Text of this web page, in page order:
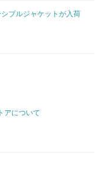
ブルジャケットが入荷
アについて